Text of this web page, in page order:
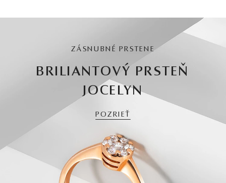
ZÁSNUBNÉ PRSTENE
BRILIANTOVÝ PRSTEŇ
JOCELYN
POZRIEŤ